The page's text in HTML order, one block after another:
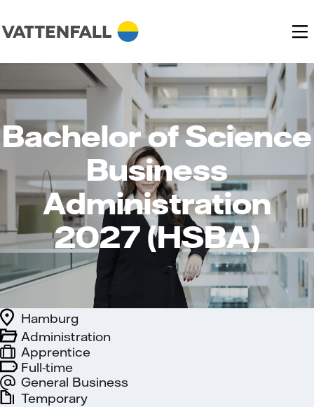
Bachelor of Science
Business
Administration
2027 (HSBA)
Full-time
General Business
Administration
Hamburg
Apprentice
Temporary